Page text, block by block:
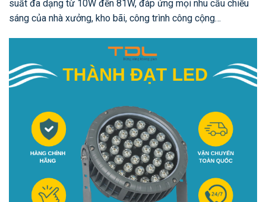
suất đa dạng từ 10W đến 81W, đáp ứng mọi nhu cầu chiếu
sáng của nhà xưởng, kho bãi, công trình công cộng…